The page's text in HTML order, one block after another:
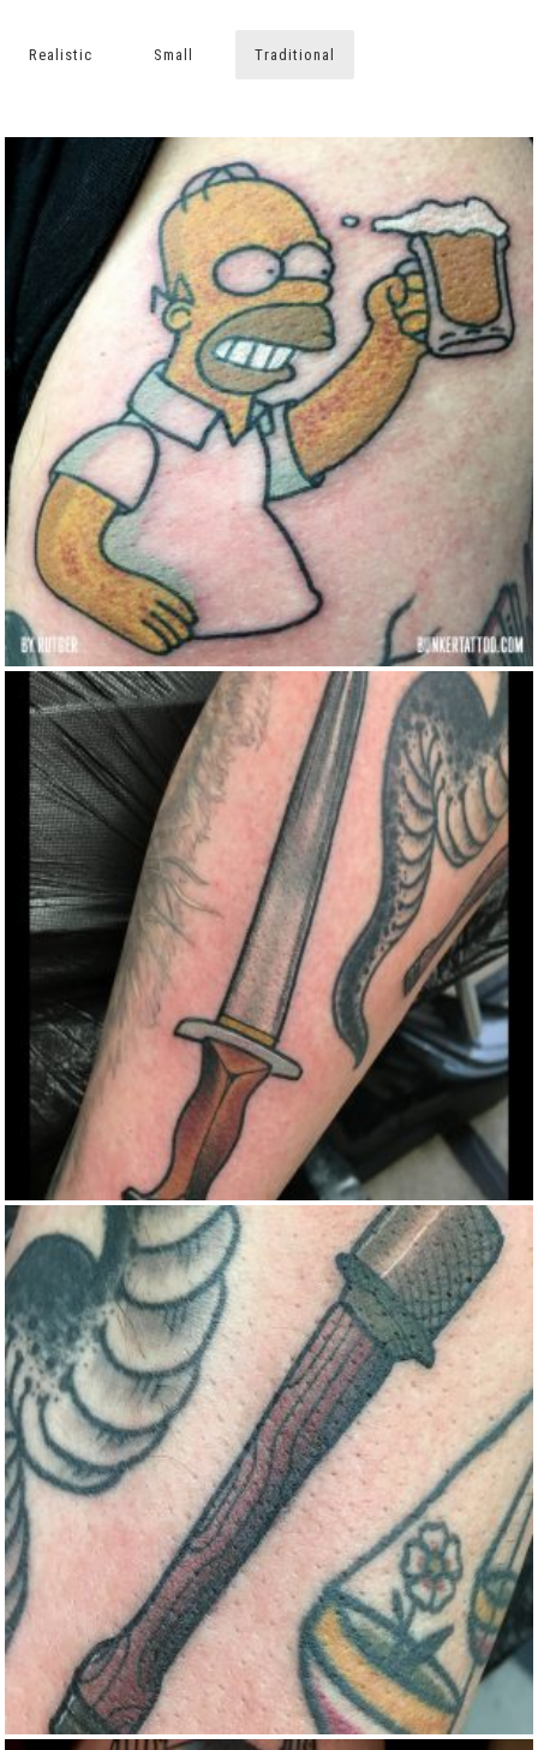
Realistic Small Traditional
HOMER SIMPSON BY ROGER
Color Traditional
WILHELM DAGGER BY ROGER
Color Traditional
GERMAN GRENADE BY ROGER
Color Small Traditional